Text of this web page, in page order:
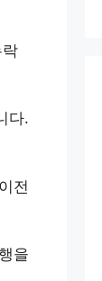
다.
전
을